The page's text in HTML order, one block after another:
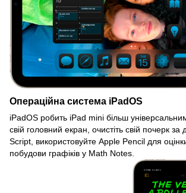
Операційна система iPadOS
iPadOS робить iPad mini більш
свій головний екран, очистіть свій почерк
Script, використовуйте Apple Pencil для
побудови графіків у Math Notes.